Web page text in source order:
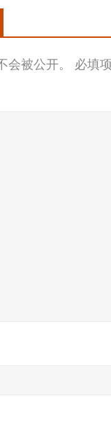
会被公开。 必填